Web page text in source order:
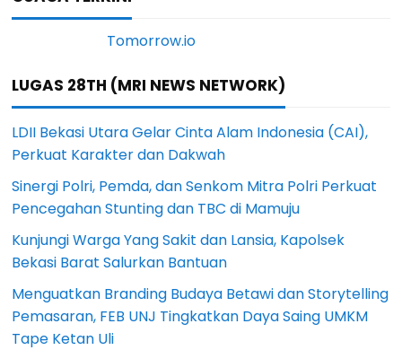
LUGAS 28TH (MRI NEWS NETWORK)
LDII Bekasi Utara Gelar Cinta Alam Indonesia (CAI),
Perkuat Karakter dan Dakwah
Sinergi Polri, Pemda, dan Senkom Mitra Polri Perkuat
Pencegahan Stunting dan TBC di Mamuju
Kunjungi Warga Yang Sakit dan Lansia, Kapolsek
Bekasi Barat Salurkan Bantuan
Menguatkan Branding Budaya Betawi dan Storytelling
Pemasaran, FEB UNJ Tingkatkan Daya Saing UMKM
Tape Ketan Uli